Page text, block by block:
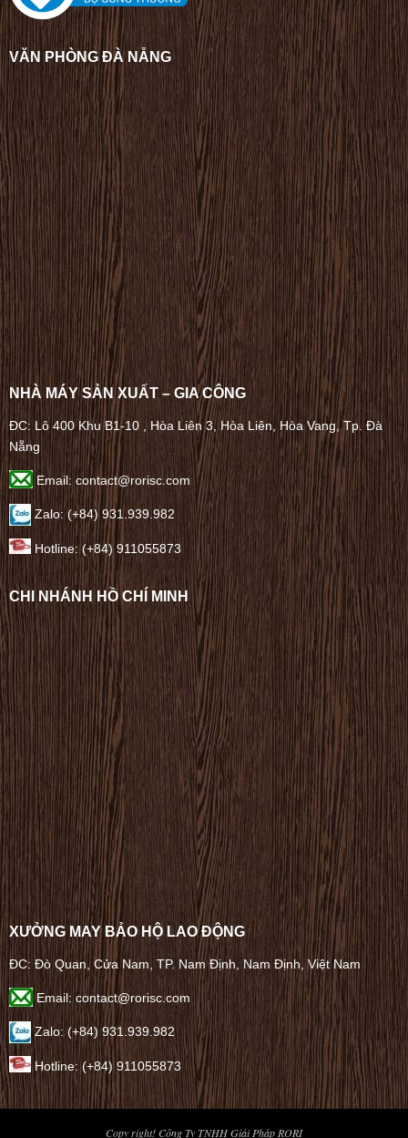
VĂN PHÒNG ĐÀ NẴNG
NHÀ MÁY SẢN XUẤT – GIA CÔNG
ĐC: Lô 400 Khu B1-10 , Hòa Liên 3, Hòa Liên, Hòa Vang, Tp. Đà
Nẵng
Email: contact@rorisc.com
Zalo: (+84) 931.939.982
Hotline: (+84) 911055873
CHI NHÁNH HỒ CHÍ MINH
XƯỞNG MAY BẢO HỘ LAO ĐỘNG
ĐC: Đò Quan, Cửa Nam, TP. Nam Định, Nam Định, Việt Nam
Email: contact@rorisc.com
Zalo: (+84) 931.939.982
Hotline: (+84) 911055873
Copy right! Công Ty TNHH Giải Pháp RORI